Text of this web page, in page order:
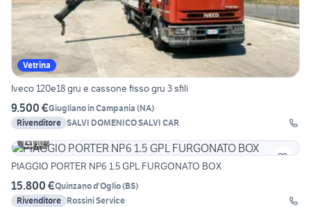
Vetrina
Iveco 120e18 gru e cassone fisso gru 3 sfili
9.500 €Giugliano in Campania (NA)
Rivenditore SALVI DOMENICO SALVI CAR
10
PIAGGIO PORTER NP6 1.5 GPL FURGONATO BOX
15.800 €Quinzano d'Oglio(BS)
Rivenditore Rossini Service